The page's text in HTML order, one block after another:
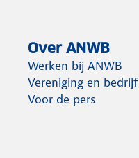
Over ANWB
Werken bij ANWB
Vereniging en bedrijf
Voor de pers